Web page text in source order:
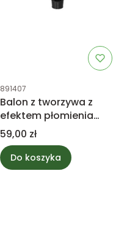
Kod produktu
891407
Balon z tworzywa z
efektem płomienia
czerwony 25cm
Cena
59,00 zł
Do koszyka